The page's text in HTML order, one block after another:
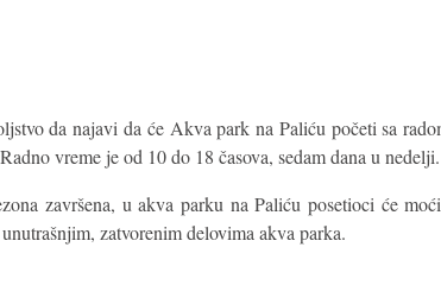
da najavi da će Akva park na Paliću početi sa
vreme je od 10 do 18 časova, sedam dana u nedelji.
završena, u akva parku na Paliću posetioci će
zatvorenim delovima akva parka.